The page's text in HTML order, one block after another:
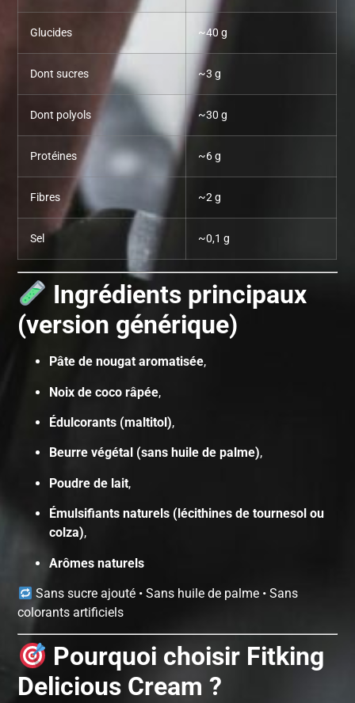
Glucides ~40 g
Dont sucres ~3 g
Dont polyols ~30 g
Protéines ~6 g
Fibres ~2 g
Sel ~0,1 g
Ingrédients principaux
(version générique)
Pâte de nougat aromatisée,
Noix de coco râpée,
Édulcorants (maltitol),
Beurre végétal (sans huile de palme),
Poudre de lait,
Émulsifiants naturels (lécithines de tournesol ou
colza),
Arômes naturels
Sans sucre ajouté • Sans huile de palme • Sans
colorants artificiels
Pourquoi choisir Fitking
Delicious Cream ?